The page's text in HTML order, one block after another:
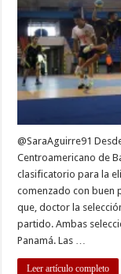
@SaraAguirre91
Centroamericano de
clasificatorio para la
comenzado con buen
que, doctor la
partido. Ambas
Panamá. Las …
Leer artículo completo